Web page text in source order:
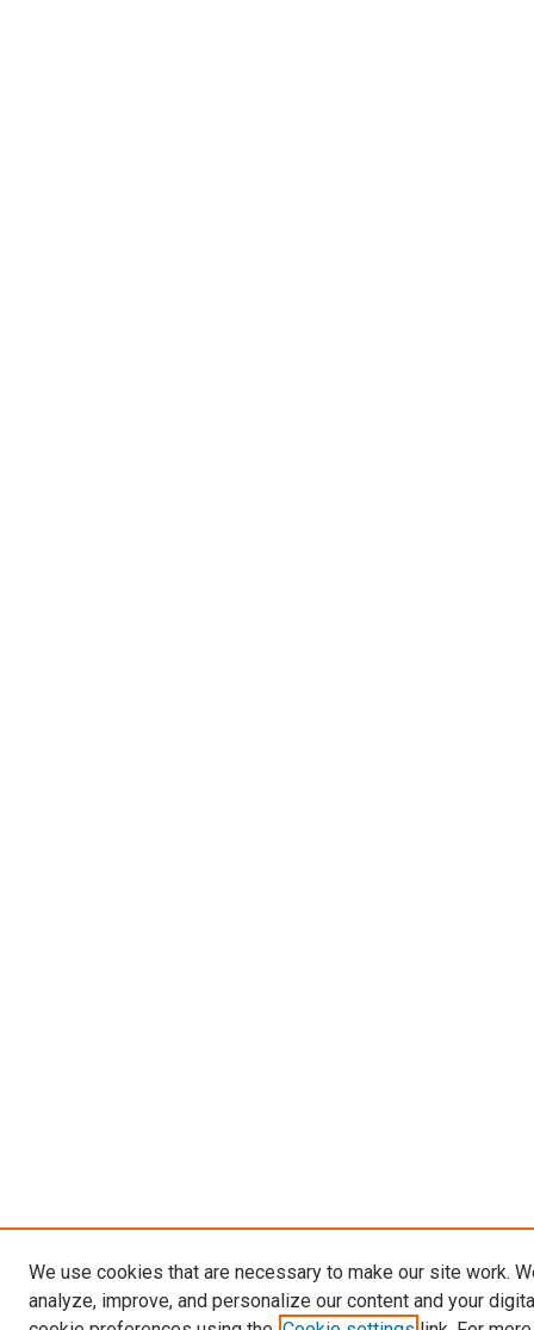
We use cookies that are necessary to make our site work.
analyze, improve, and personalize our content and your